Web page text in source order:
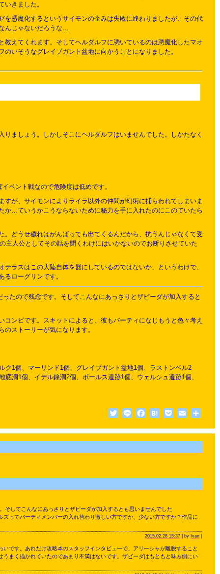
きました。
憑魔化するというサイモンの企みは失敗に終わりましたが、その代
んじゃないだろうな…
えてくれます。そしてヘルダルフに憑いているのは憑魔化したマオ
いそうなグレイブガント盆地に向かうことになりました。
ましょう。しかしそこにヘルダルフはいませんでした。しかたなく
ベント戦なので危険度は低めです。
が、サイモンによりライラ以外の仲間が幻術に捕らわれてしまいま
か…ていうかこうならないために秘力を手に入れたのにこのていたら
どうせ穢れはがんばっても出てくるんだから、抗うんじゃなくて受
主人公としてその話を聞くわけにはいかないのでお断りさせていた
ラスはこの大陸自体を器にしているのではないか、というわけで、
ローグリンです。
たので残念です。そしてこんなにあっさりとザビーダが加入すると
ンビです。スキットによると、彼もパーティになじもうと色々考え
ストーリーが気になります。
1個、マーリンド1個、グレイブガント盆地1個、ラストンベル2
洞1個、イデル鐘洞2個、ボールス遺跡1個、ウェルシュ遺跡1個、
TwitterLine Facebook
HatenaPocketEmail
してこんなにあっさりとザビーダが加入するとも思いませんでした
ってパーティメンバーの入れ替わり激しい方ですか、少ない方ですか？作品に
2015.02.28 15:37 | by Ivan
です。あれだけ攻略本のスタッフインタビューで、アリーシャが離脱すること
まく描かれていたのであまり不満はないです。ザビーダはもともと味方側にい